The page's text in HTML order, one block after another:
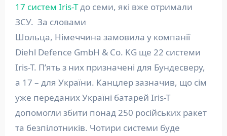
17 систем Iris-Tдо семи, які вже отримали
ЗСУ. За словами
Шольца, Німеччина замовила у компанії
Diehl Defence GmbH & Co. KG ще 22 системи
Iris-T. П’ять з них призначені для Бундесверу,
а 17 – для України. Канцлер зазначив, що сім
уже переданих Україні батарей Iris-T
допомогли збити понад 250 російських ракет
та безпілотників. Чотири системи буде